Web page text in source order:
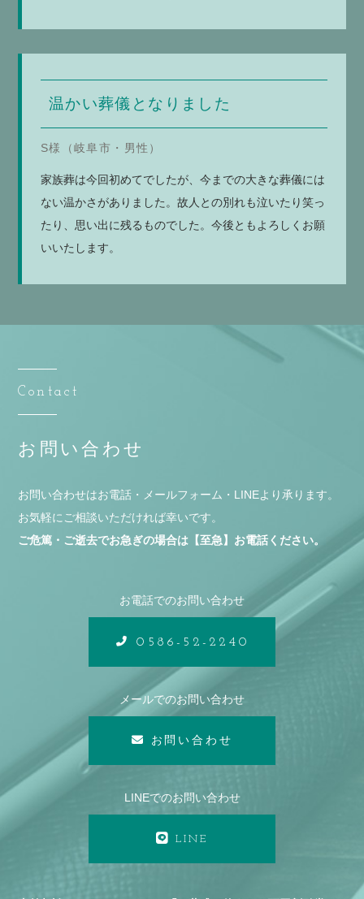
温かい葬儀となりました
S様（岐阜市・男性）
家族葬は今回初めてでしたが、今までの大きな葬儀には
ない温かさがありました。故人との別れも泣いたり笑っ
たり、思い出に残るものでした。今後ともよろしくお願
いいたします。
Contact
お問い合わせ
お問い合わせはお電話・メールフォーム・LINEより承ります。
お気軽にご相談いただければ幸いです。
ご危篤・ご逝去でお急ぎの場合は【至急】お電話ください。
お電話でのお問い合わせ
0586-52-2240
メールでのお問い合わせ
お問い合わせ
LINEでのお問い合わせ
LINE